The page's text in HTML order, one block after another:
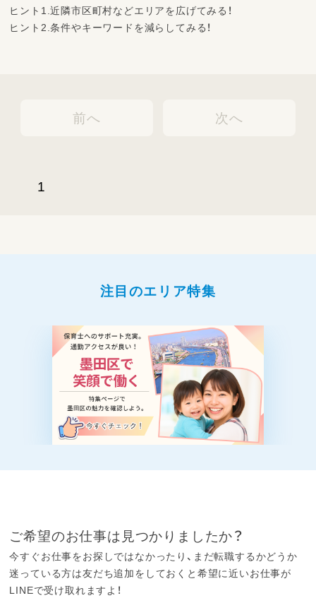
ヒント1.近隣市区町村などエリアを広げてみる！
ヒント2.条件やキーワードを減らしてみる！
前へ
1
次へ
注目のエリア特集
ご希望のお仕事は見つかりましたか？
今すぐお仕事をお探しではなかったり、まだ転職するかどうか
迷っている方は友だち追加をしておくと希望に近いお仕事が
LINEで受け取れますよ！